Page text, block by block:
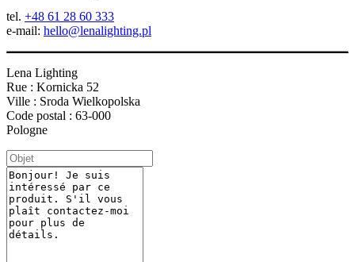
tel. +48 61 28 60 333
e-mail: hello@lenalighting.pl
Lena Lighting
Rue : Kornicka 52
Ville : Sroda Wielkopolska
Code postal : 63-000
Pologne